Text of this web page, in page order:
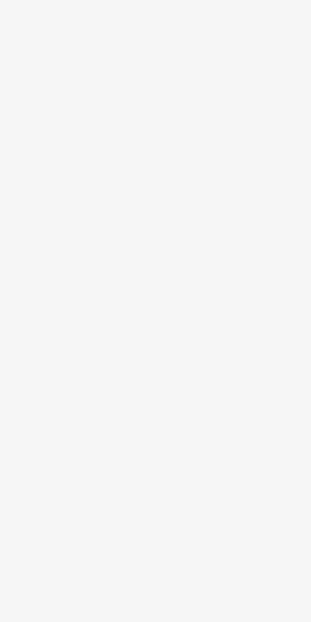
3500 x
und Komfort: